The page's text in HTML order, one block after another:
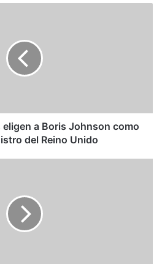
a Boris Johnson como
del Reino Unido